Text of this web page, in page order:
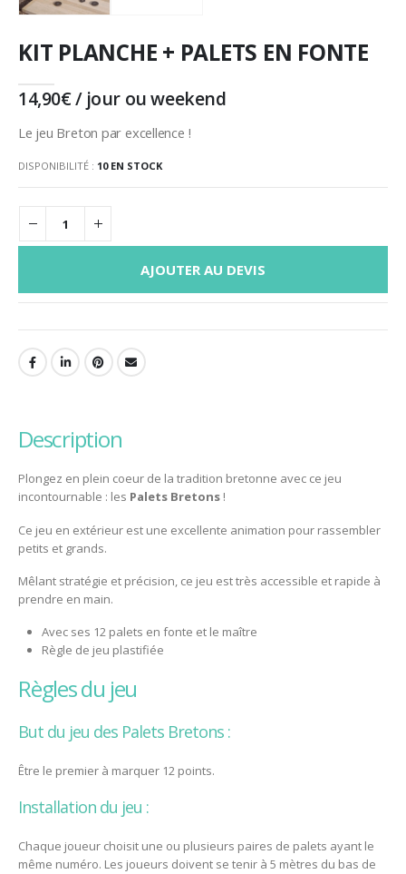
KIT PLANCHE + PALETS EN FONTE
14,90€/ jour ou weekend
Le jeu Breton par excellence !
DISPONIBILITÉ : 10 EN STOCK
AJOUTER AU DEVIS
description
Plongez en plein coeur de la tradition bretonne avec ce jeu
incontournable : les Palets Bretons !
Ce jeu en extérieur est une excellente animation pour rassembler
petits et grands.
Mêlant stratégie et précision, ce jeu est très accessible et rapide à
prendre en main.
Avec ses 12 palets en fonte et le maître
Règle de jeu plastifiée
règles du jeu
But du jeu des Palets Bretons :
Être le premier à marquer 12 points.
Installation du jeu :
Chaque joueur choisit une ou plusieurs paires de palets ayant le
même numéro. Les joueurs doivent se tenir à 5 mètres du bas de